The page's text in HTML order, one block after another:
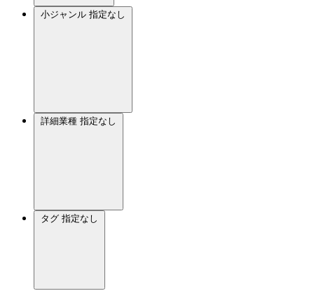
小ジャンル 指定なし
詳細業種 指定なし
タグ 指定なし